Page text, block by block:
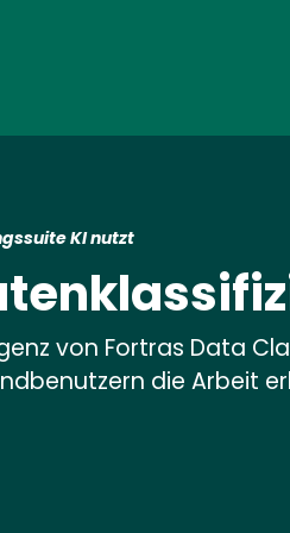
KI nutzt
von Fortras Data
die Arbeit